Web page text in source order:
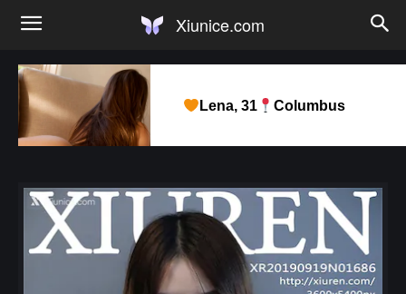
Xiunice.com
Lena, 31 Columbus